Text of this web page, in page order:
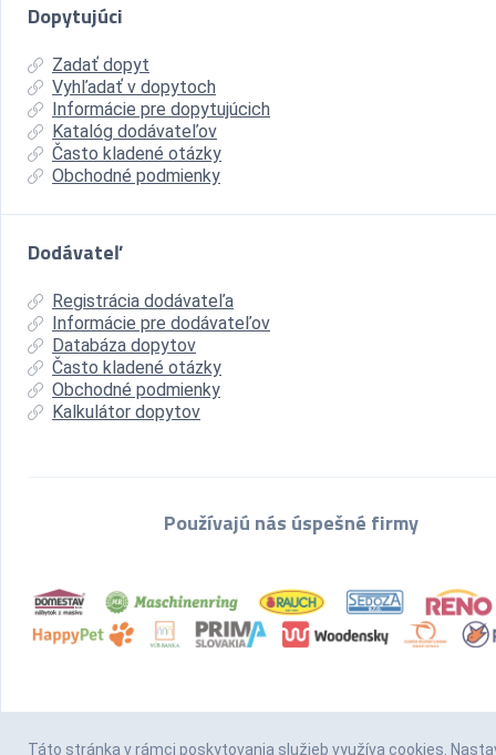
Dopytujúci
Zadať dopyt
Vyhľadať v dopytoch
Informácie pre dopytujúcich
Katalóg dodávateľov
Často kladené otázky
Obchodné podmienky
Dodávateľ
Registrácia dodávateľa
Informácie pre dodávateľov
Databáza dopytov
Často kladené otázky
Obchodné podmienky
Kalkulátor dopytov
Používajú nás úspešné firmy
Táto stránka v rámci poskytovania služieb využíva cookies.